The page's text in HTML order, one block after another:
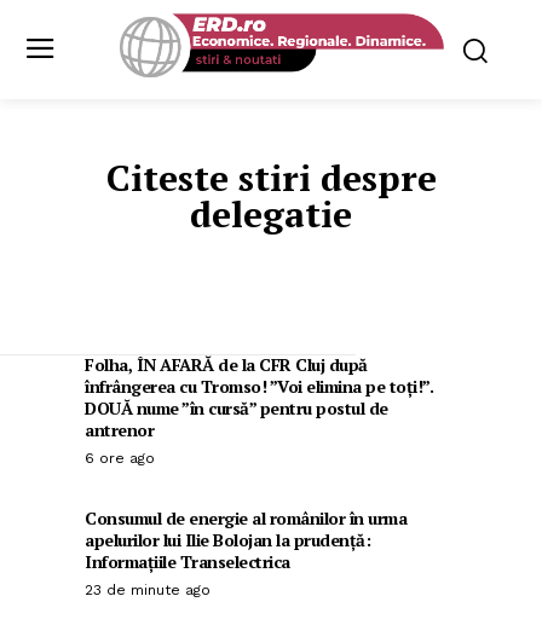
Citeste stiri despre
delegatie
Folha, ÎN AFARĂ de la CFR Cluj după
înfrângerea cu Tromso! ”Voi elimina pe toți!”.
DOUĂ nume ”în cursă” pentru postul de
antrenor
6 ore ago
Consumul de energie al românilor în urma
apelurilor lui Ilie Bolojan la prudență:
Informațiile Transelectrica
23 de minute ago